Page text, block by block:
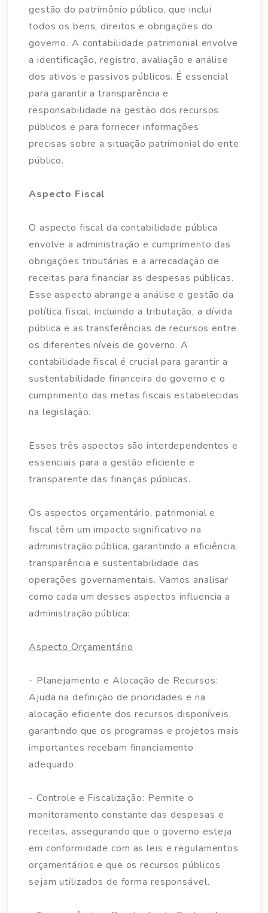
gestão do patrimônio público, que inclui
todos os bens, direitos e obrigações do
governo. A contabilidade patrimonial envolve
a identificação, registro, avaliação e análise
dos ativos e passivos públicos. É essencial
para garantir a transparência e
responsabilidade na gestão dos recursos
públicos e para fornecer informações
precisas sobre a situação patrimonial do ente
público.
Aspecto Fiscal
O aspecto fiscal da contabilidade pública
envolve a administração e cumprimento das
obrigações tributárias e a arrecadação de
receitas para financiar as despesas públicas.
Esse aspecto abrange a análise e gestão da
política fiscal, incluindo a tributação, a dívida
pública e as transferências de recursos entre
os diferentes níveis de governo. A
contabilidade fiscal é crucial para garantir a
sustentabilidade financeira do governo e o
cumprimento das metas fiscais estabelecidas
na legislação.
Esses três aspectos são interdependentes e
essenciais para a gestão eficiente e
transparente das finanças públicas.
Os aspectos orçamentário, patrimonial e
fiscal têm um impacto significativo na
administração pública, garantindo a eficiência,
transparência e sustentabilidade das
operações governamentais. Vamos analisar
como cada um desses aspectos influencia a
administração pública:
Aspecto Orçamentário
- Planejamento e Alocação de Recursos:
Ajuda na definição de prioridades e na
alocação eficiente dos recursos disponíveis,
garantindo que os programas e projetos mais
importantes recebam financiamento
adequado.
- Controle e Fiscalização: Permite o
monitoramento constante das despesas e
receitas, assegurando que o governo esteja
em conformidade com as leis e regulamentos
orçamentários e que os recursos públicos
sejam utilizados de forma responsável.